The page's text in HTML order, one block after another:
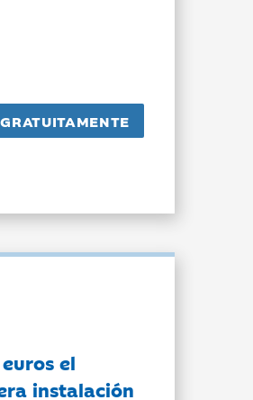
el
instalación